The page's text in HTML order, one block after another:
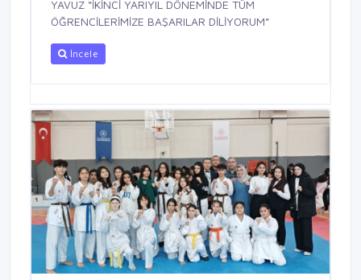
YAVUZ “İKİNCİ YARIYIL DÖNEMİNDE TÜM
ÖĞRENCİLERİMİZE BAŞARILAR DİLİYORUM”
İncele